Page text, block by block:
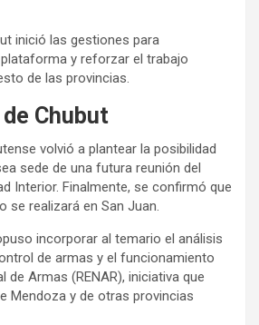
inició las gestiones para
y reforzar el trabajo
de las provincias.
Chubut
volvió a plantear la posibilidad
sede de una futura reunión del
Interior. Finalmente, se confirmó que
se realizará en San Juan.
incorporar al temario el análisis
de armas y el funcionamiento
de Armas (RENAR), iniciativa que
Mendoza y de otras provincias